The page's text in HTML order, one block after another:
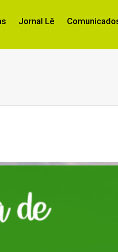
Jornal Lê